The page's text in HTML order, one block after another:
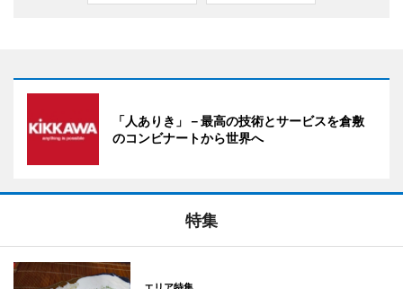
「人ありき」－最高の技術とサービスを倉敷
のコンビナートから世界へ
特集